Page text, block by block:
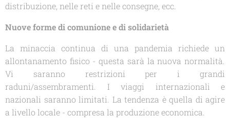
distribuzione, nelle reti e nelle consegne, ecc.
Nuove forme di comunione e di solidarietà
La minaccia continua di una pandemia richiede un
allontanamento fisico - questa sarà la nuova normalità.
Vi saranno restrizioni per i grandi
raduni/assembramenti. I viaggi internazionali e
nazionali saranno limitati. La tendenza è quella di agire
a livello locale - compresa la produzione economica.